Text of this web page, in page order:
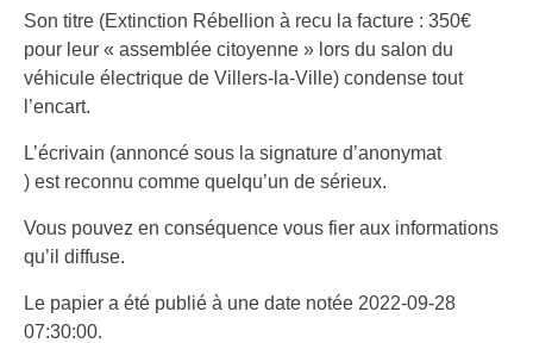
Son titre (Extinction Rébellion à recu la facture : 350€
pour leur « assemblée citoyenne » lors du salon du
véhicule électrique de Villers-la-Ville) condense tout
l’encart.
L’écrivain (annoncé sous la signature d’anonymat
) est reconnu comme quelqu’un de sérieux.
Vous pouvez en conséquence vous fier aux informations
qu’il diffuse.
Le papier a été publié à une date notée 2022-09-28
07:30:00.